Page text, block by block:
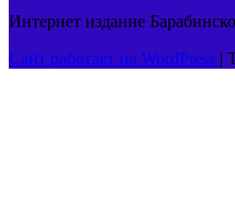
Интернет издание
Сайт работает на WordPress |